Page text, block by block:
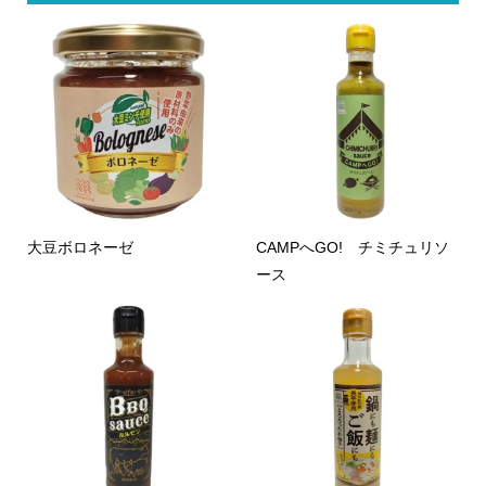
大豆ボロネーゼ
CAMPへGO! チミチュリソ
ース